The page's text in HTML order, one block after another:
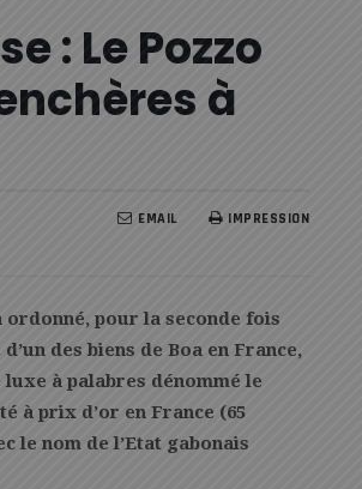
: Le Pozzo
à
IMPRESSION
EMAIL
pour la seconde fois
des biens de Boa en France,
à palabres dénommé le
à prix d’or en France (65
le nom de l’Etat gabonais